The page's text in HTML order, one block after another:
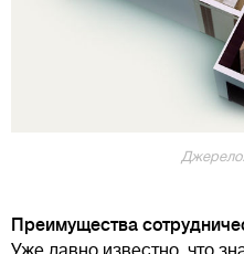
Преимущества